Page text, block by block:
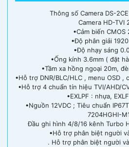
Thông số Camera DS-
Camera HD-TVI
•Cảm biến CMOS
•Độ phân giải
•Độ nhạy sáng
•Ống kính 3.6mm ( đặt
•Tầm xa hồng ngoại 20m,
•Hỗ trợ DNR/BLC/HLC , menu OSD ,
•Hỗ trợ 4 chuẩn tín hiệu TVI/AHD/
•EXLPF : nhựa,
•Nguồn 12VDC ; Tiêu chuẩn
7204HGHI-
Đầu ghi hình 4/8/16 kênh Turbo
•Hỗ trợ phân biệt người
. Hỗ trợ phân biệt người